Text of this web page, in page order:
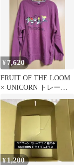
¥ 7,620
FRUIT OF THE LOOM
× UNICORN トレーナ
¥1,200